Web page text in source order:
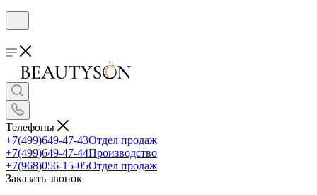
Телефоны
+7(499)649-47-43Отдел продаж
+7(499)649-47-44Производство
+7(968)056-15-05Отдел продаж
Заказать звонок